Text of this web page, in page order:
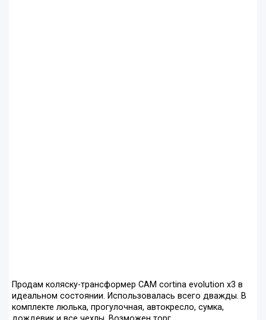
Продам коляску-трансформер САМ cortina evolution x3 в
идеальном состоянии. Использовалась всего дважды. В
комплекте люлька, прогулочная, автокресло, сумка,